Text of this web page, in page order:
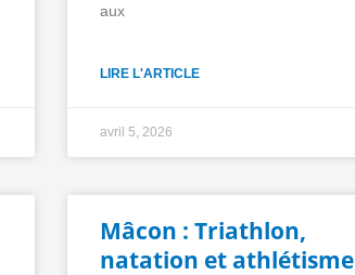
aux
LIRE L'ARTICLE
avril 5, 2026
Mâcon : Triathlon,
natation et athlétisme